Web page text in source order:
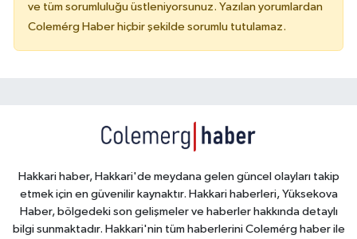
ve tüm sorumluluğu üstleniyorsunuz. Yazılan yorumlardan
Colemérg Haber hiçbir şekilde sorumlu tutulamaz.
Hakkari haber, Hakkari'de meydana gelen güncel olayları takip
etmek için en güvenilir kaynaktır. Hakkari haberleri, Yüksekova
Haber, bölgedeki son gelişmeler ve haberler hakkında detaylı
bilgi sunmaktadır. Hakkari'nin tüm haberlerini Colemérg haber ile